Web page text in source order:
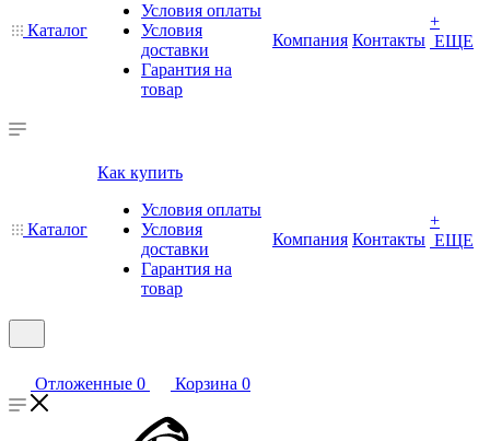
Каталог
Условия оплаты
Условия
доставки
Гарантия на
товар
Компания Контакты
+
ЕЩЕ
Каталог
Как купить
Условия оплаты
Условия
доставки
Гарантия на
товар
Компания Контакты
+
ЕЩЕ
Отложенные 0 Корзина 0